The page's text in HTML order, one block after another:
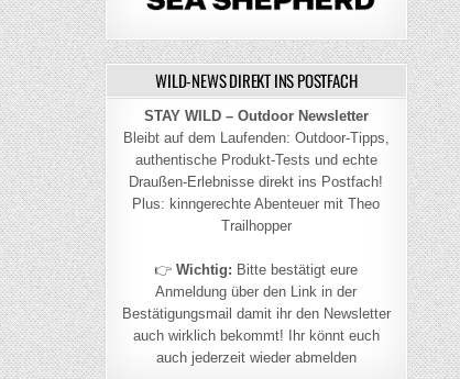
WILD-NEWS DIREKT INS POSTFACH
STAY WILD – Outdoor Newsletter
Bleibt auf dem Laufenden: Outdoor-Tipps,
authentische Produkt-Tests und echte
Draußen-Erlebnisse direkt ins Postfach!
Plus: kinngerechte Abenteuer mit Theo
Trailhopper
👉Wichtig: Bitte bestätigt eure
Anmeldung über den Link in der
Bestätigungsmail damit ihr den Newsletter
auch wirklich bekommt! Ihr könnt euch
auch jederzeit wieder abmelden